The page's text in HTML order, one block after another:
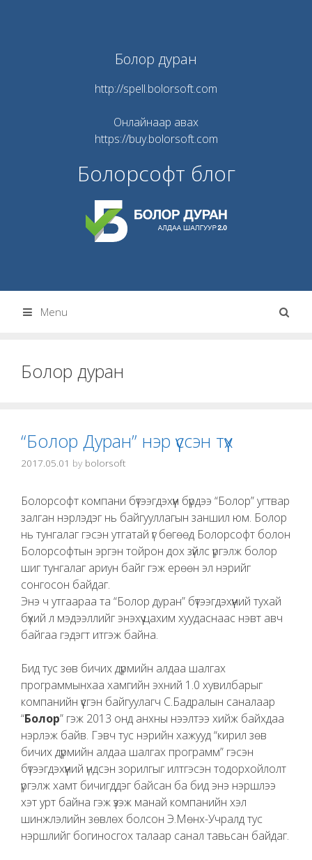
Болор дуран
http://spell.bolorsoft.com
Онлайнаар авах
https://buy.bolorsoft.com
Болорсофт блог
Menu
Болор дуран
“Болор Дуран” нэр үүссэн түүх
2017.05.01 by bolorsoft
Болорсофт компани бүтээгдэхүүн бүрдээ “Болор” угтвар
залган нэрлэдэг нь байгууллагын заншил юм. Болор
нь тунгалаг гэсэн утгатай үг бөгөөд Болорсофт болон
Болорсофтын эргэн тойрон дох зүйлс үргэлж болор
шиг тунгалаг ариун байг гэж ерөөн эл нэрийг
сонгосон байдаг.
Энэ ч утгаараа та “Болор дуран” бүтээгдэхүүний тухай
бүхий л мэдээллийг энэхүү цахим хуудаснаас нэвт авч
байгаа гэдэгт итгэж байна.
Бид тус зөв бичих дүрмийн алдаа шалгах
программынхаа хамгийн эхний 1.0 хувилбарыг
компанийн үүсгэн байгуулагч С.Бадралын саналаар
“Болор” гэж 2013 онд анхны нээлтээ хийж байхдаа
нэрлэж байв. Гэвч тус нэрийн хажууд “кирил зөв
бичих дүрмийн алдаа шалгах программ” гэсэн
бүтээгдэхүүний үндсэн зорилгыг илтгэсэн тодорхойлолт
үргэлж хамт бичигддэг байсан ба бид энэ нэршлээ
хэт урт байна гэж үзэж манай компанийн хэл
шинжлэлийн зөвлөх болсон Э.Мөнх-Учралд тус
нэршлийг богиносгох талаар санал тавьсан байдаг.